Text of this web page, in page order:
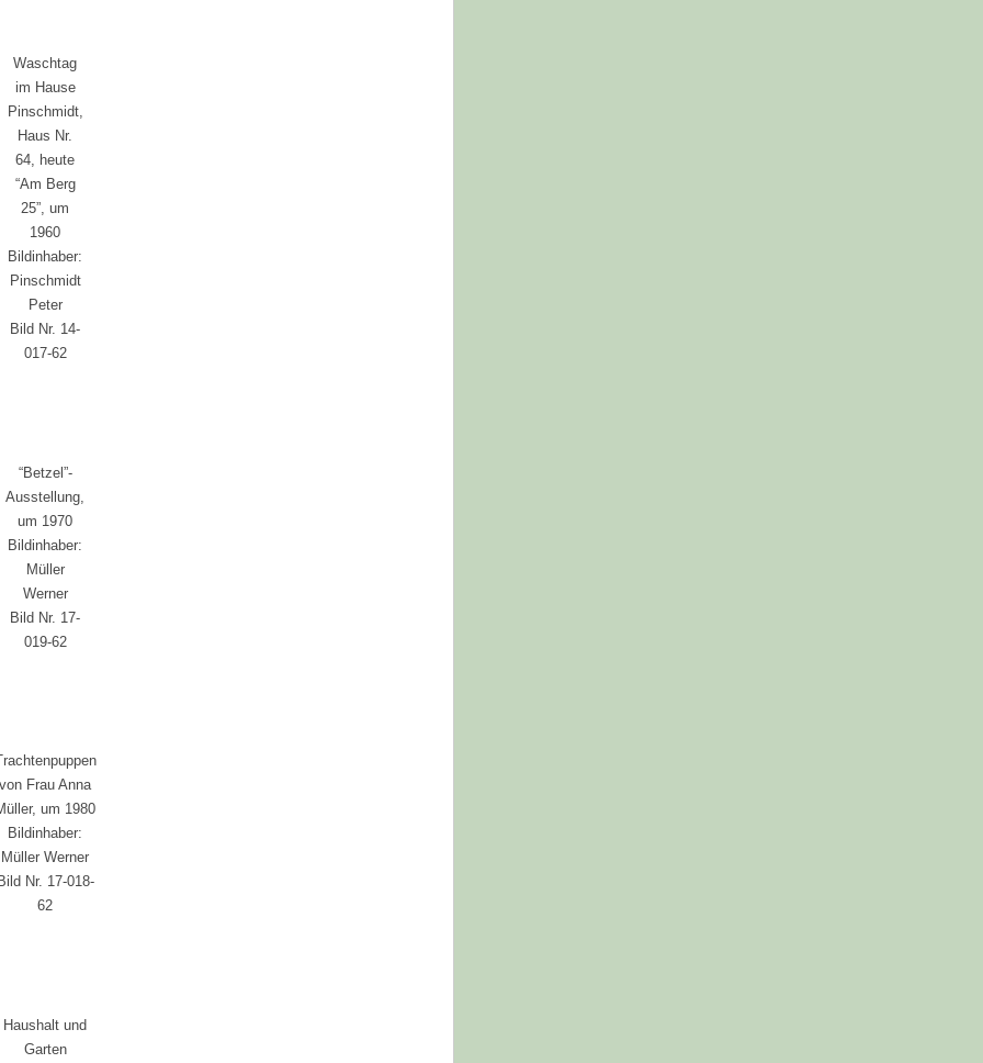
Waschtag
im Hause
Pinschmidt,
Haus Nr.
64, heute
“Am Berg
25”, um
1960
Bildinhaber:
Pinschmidt
Peter
Bild Nr. 14-
017-62
“Betzel”-
Ausstellung,
um 1970
Bildinhaber:
Müller
Werner
Bild Nr. 17-
019-62
von Frau Anna
um 1980
Bildinhaber:
Müller Werner
Nr. 17-018-
62
Haushalt und
Garten